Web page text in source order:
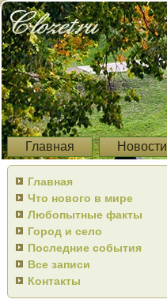
Главная Новости
Главная
Что нового в мире
Любопытные факты
Город и село
Последние события
Все записи
Контакты